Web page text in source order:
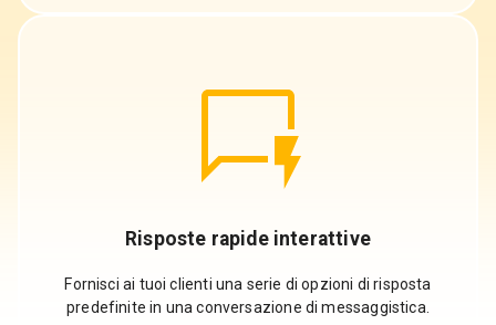
Risposte rapide interattive
Fornisci ai tuoi clienti una serie di opzioni di risposta
predefinite in una conversazione di messaggistica.